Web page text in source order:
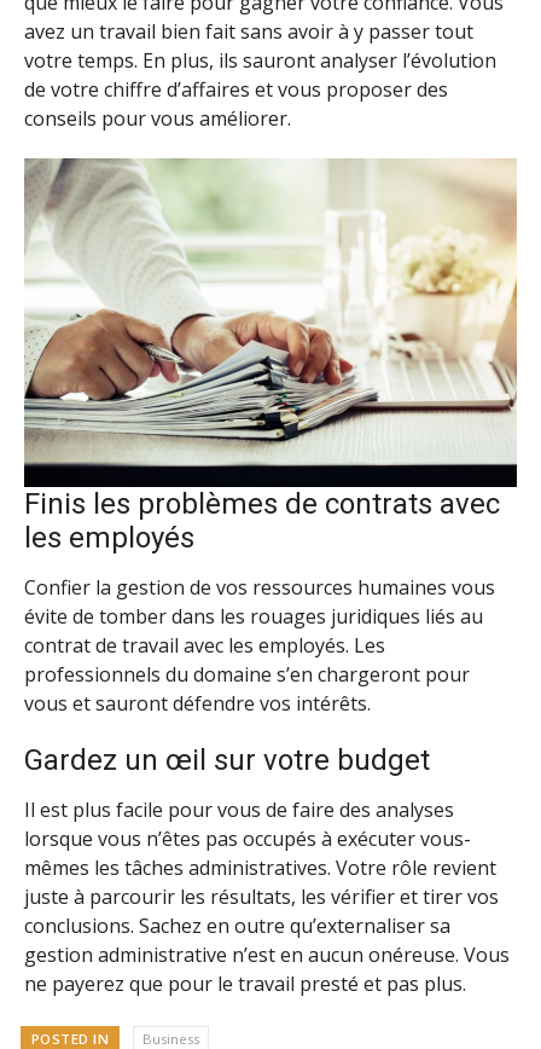
avez un travail bien fait sans avoir à y passer tout
votre temps. En plus, ils sauront analyser l’évolution
de votre chiffre d’affaires et vous proposer des
conseils pour vous améliorer.
Finis les problèmes de contrats avec
les employés
Confier la gestion de vos ressources humaines vous
évite de tomber dans les rouages juridiques liés au
contrat de travail avec les employés. Les
professionnels du domaine s’en chargeront pour
vous et sauront défendre vos intérêts.
Gardez un œil sur votre budget
Il est plus facile pour vous de faire des analyses
lorsque vous n’êtes pas occupés à exécuter vous-
mêmes les tâches administratives. Votre rôle revient
juste à parcourir les résultats, les vérifier et tirer vos
conclusions. Sachez en outre qu’externaliser sa
gestion administrative n’est en aucun onéreuse. Vous
ne payerez que pour le travail presté et pas plus.
POSTED IN Business